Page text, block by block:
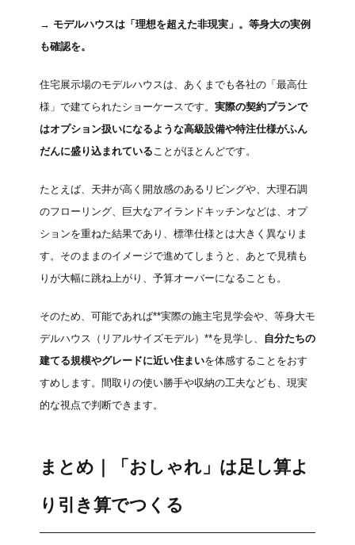
→ モデルハウスは「理想を超えた非現実」。等身大の実例
も確認を。
住宅展示場のモデルハウスは、あくまでも各社の「最高仕
様」で建てられたショーケースです。 実際の契約プランで
はオプション扱いになるような高級設備や特注仕様がふん
だんに盛り込まれている ことがほとんどです。
たとえば、天井が高く開放感のあるリビングや、大理石調
のフローリング、巨大なアイランドキッチンなどは、オプ
ションを重ねた結果であり、標準仕様とは大きく異なりま
す。そのままのイメージで進めてしまうと、あとで見積も
りが大幅に跳ね上がり、予算オーバーになることも。
そのため、可能であれば**実際の施主宅見学会や、等身大モ
デルハウス（リアルサイズモデル）**を見学し、 自分たちの
建てる規模やグレードに近い住まいを体感することをおす
すめします。間取りの使い勝手や収納の工夫なども、現実
的な視点で判断できます。
まとめ｜「おしゃれ」は足し算よ
り引き算でつくる